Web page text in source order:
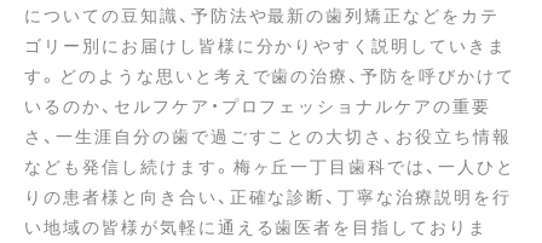
についての豆知識、予防法や最新の歯列矯正などをカテ
ゴリー別にお届けし皆様に分かりやすく説明していきま
す。どのような思いと考えで歯の治療、予防を呼びかけて
いるのか、セルフケア・プロフェッショナルケアの重要
さ、一生涯自分の歯で過ごすことの大切さ、お役立ち情報
なども発信し続けます。梅ヶ丘一丁目歯科では、一人ひと
りの患者様と向き合い、正確な診断、丁寧な治療説明を行
い地域の皆様が気軽に通える歯医者を目指しておりま